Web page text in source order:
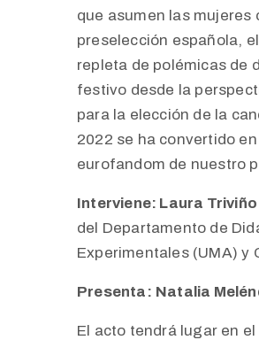
que asumen las
preselección española,
repleta de polémicas de
festivo desde la
para la elección de la
2022 se ha convertido
eurofandom de nuestro
Interviene: Laura
del Departamento de
Experimentales (UMA) y
Presenta: Natalia
El acto tendrá lugar en